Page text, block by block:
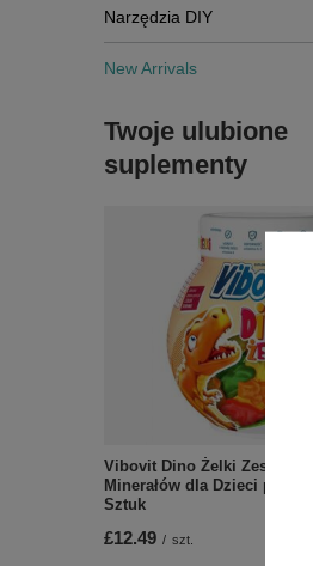
Narzędzia DIY
New Arrivals
Twoje ulubione
suplementy
Vibovit Dino Żelki Zestaw
Minerałów dla Dzieci
Sztuk
£12.49 / szt.